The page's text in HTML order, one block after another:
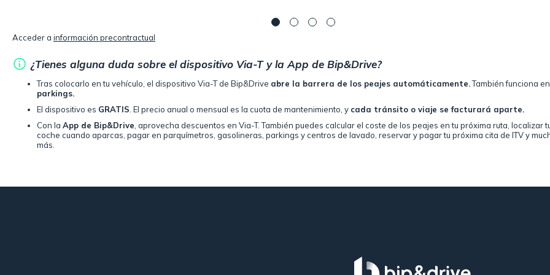
Acceder a información precontractual
¿Tienes alguna duda sobre el dispositivo Via-T y la App de Bip&Drive?
Tras colocarlo en tu vehículo, el dispositivo Via-T de Bip&Drive abre la barrera de los peajes automáticamente.También funciona en
parkings.
El dispositivo es GRATIS . El precio anual o mensual es la cuota de mantenimiento, y cada tránsito o viaje se facturará aparte.
Con la App de Bip&Drive , aprovecha descuentos en Via-T. También puedes calcular el coste de los peajes en tu próxima ruta, localizar
coche cuando aparcas, pagar en parquímetros, gasolineras, parkings y centros de lavado, reservar y pagar tu próxima cita de ITV y
más.